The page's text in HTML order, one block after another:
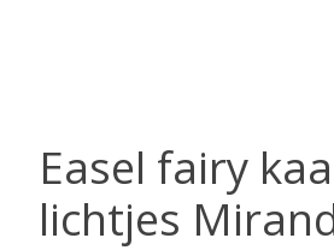
Easel fairy
lichtjes